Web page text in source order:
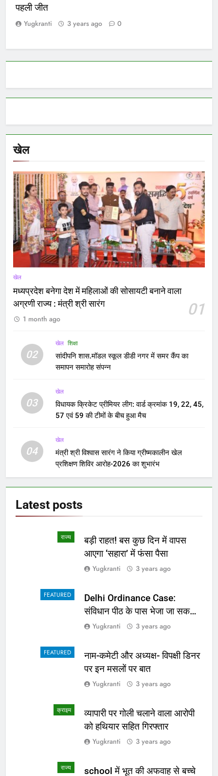
पहली जीत
Yugkranti 3 years ago 0
खेल
खेल
मध्यप्रदेश बनेगा देश में महिलाओं की सोसायटी बनाने वाला
अग्रणी राज्य : मंत्री श्री सारंग
01
1 month ago
02
खेल शिक्षा
सांदीपनि शास.मॉडल स्कूल डीडी नगर में समर कैंप का
समापन समारोह संपन्न
03
खेल
विधायक क्रिकेट प्रीमियर लीग: वार्ड क्रमांक 19, 22, 45,
57 एवं 59 की टीमों के बीच हुआ मैच
04
खेल
मंत्री श्री विश्वास सारंग ने किया ग्रीष्मकालीन खेल
प्रशिक्षण शिविर आरोह-2026 का शुभारंभ
Latest posts
राज्य
बड़ी राहत! बस कुछ दिन में वापस
आएगा ‘सहारा’ में फंसा पैसा
Yugkranti 3 years ago
FEATURED
Delhi Ordinance Case:
संविधान पीठ के पास भेजा जा सकता
है अध्यादेश का मामला
Yugkranti 3 years ago
FEATURED
नाम-कमेटी और अध्यक्ष- विपक्षी डिनर
पर इन मसलों पर बात
Yugkranti 3 years ago
क्राइम
व्यापारी पर गोली चलाने वाला आरोपी
को हथियार सहित गिरफ्तार
Yugkranti 3 years ago
राज्य school में भूत की अफवाह से बच्चे